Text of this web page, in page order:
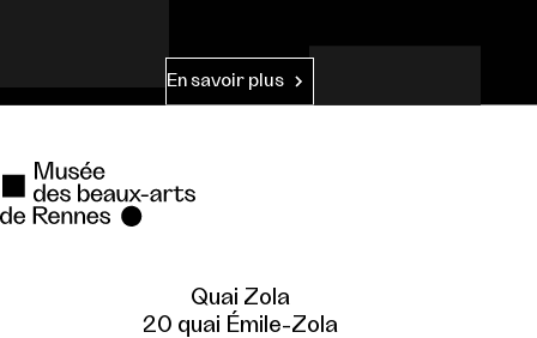
En savoir plus
Quai Zola
20 quai Émile-Zola